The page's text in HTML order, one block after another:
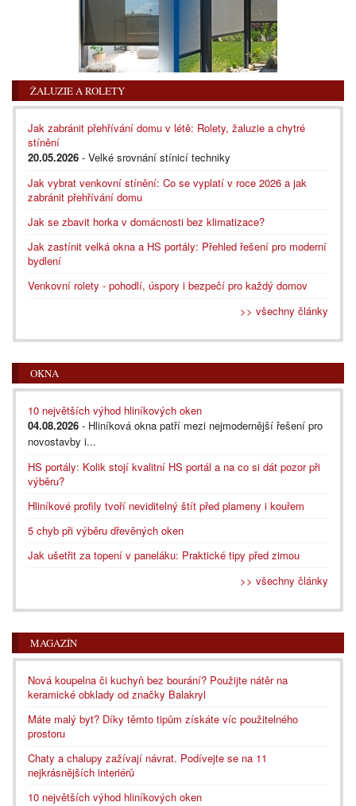
ŽALUZIE A ROLETY
Jak zabránit přehřívání domu v létě: Rolety, žaluzie a chytré
stínění
20.05.2026 - Velké srovnání stínicí techniky
Jak vybrat venkovní stínění: Co se vyplatí v roce 2026 a jak
zabránit přehřívání domu
Jak se zbavit horka v domácnosti bez klimatizace?
Jak zastínit velká okna a HS portály: Přehled řešení pro moderní
bydlení
Venkovní rolety - pohodlí, úspory i bezpečí pro každý domov
>> všechny články
OKNA
10 největších výhod hliníkových oken
04.08.2026 - Hliníková okna patří mezi nejmodernější řešení pro
novostavby i...
HS portály: Kolik stojí kvalitní HS portál a na co si dát pozor při
výběru?
Hliníkové profily tvoří neviditelný štít před plameny i kouřem
5 chyb při výběru dřevěných oken
Jak ušetřit za topení v paneláku: Praktické tipy před zimou
>> všechny články
MAGAZÍN
Nová koupelna či kuchyň bez bourání? Použijte nátěr na
keramické obklady od značky Balakryl
Máte malý byt? Díky těmto tipům získáte víc použitelného
prostoru
Chaty a chalupy zažívají návrat. Podívejte se na 11
nejkrásnějších interiérů
10 největších výhod hliníkových oken